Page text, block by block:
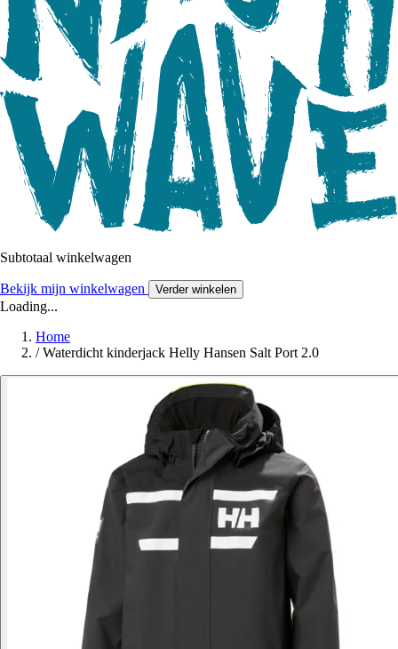
Subtotaal winkelwagen
Bekijk mijn winkelwagen Verder winkelen
Loading...
Home
/ Waterdicht kinderjack Helly Hansen Salt Port 2.0